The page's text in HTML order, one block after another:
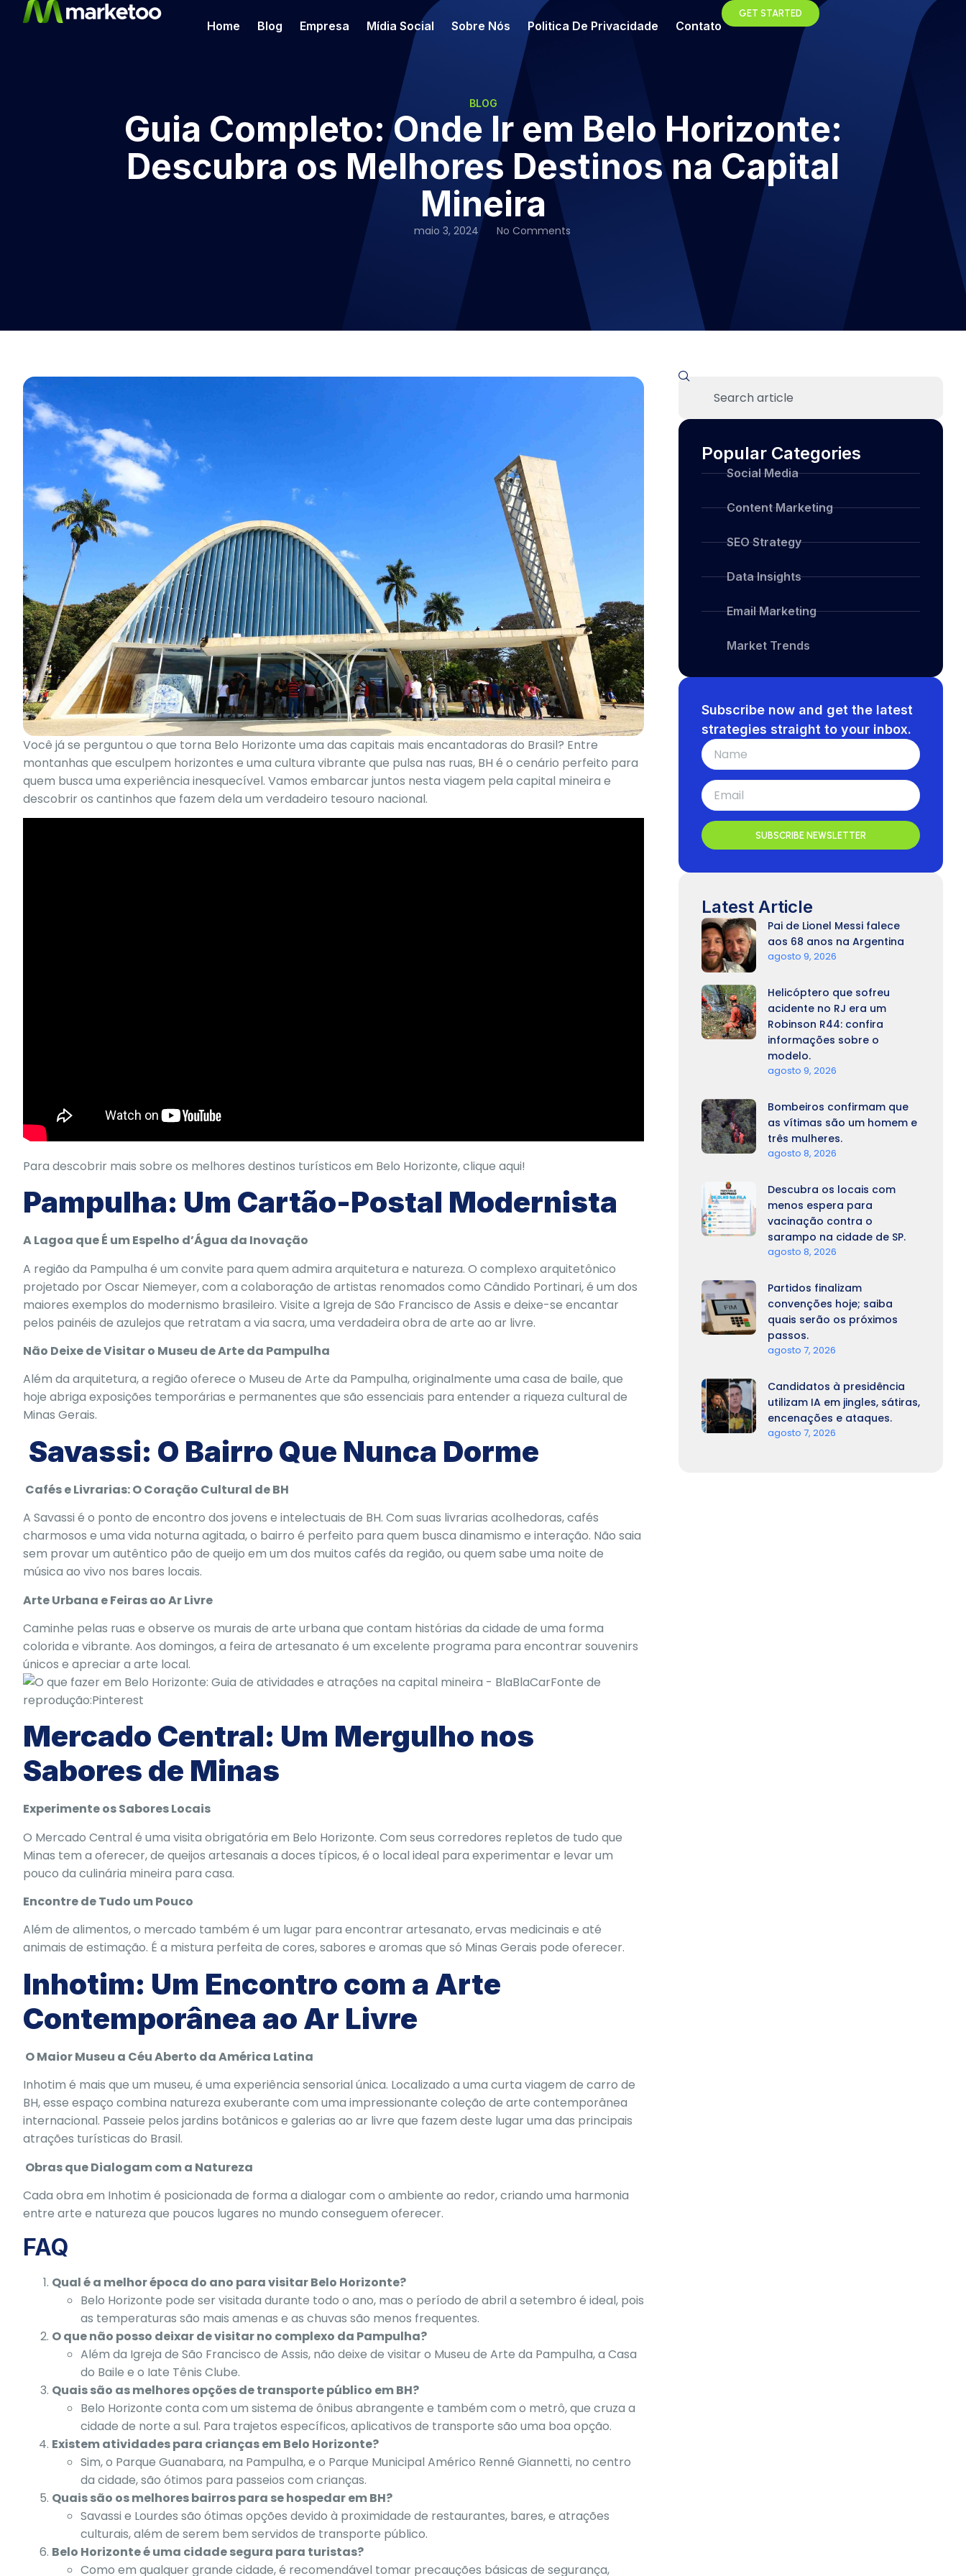
Home Blog Empresa Mídia Social Sobre Nós Politica De Privacidade Contato
GET STARTED
BLOG
Guia Completo: Onde Ir em Belo Horizonte:
Descubra os Melhores Destinos na Capital
Mineira
maio 3, 2024 No Comments
Você já se perguntou o que torna Belo Horizonte uma das capitais mais encantadoras do Brasil? Entre
montanhas que esculpem horizontes e uma cultura vibrante que pulsa nas ruas, BH é o cenário perfeito para
quem busca uma experiência inesquecível. Vamos embarcar juntos nesta viagem pela capital mineira e
descobrir os cantinhos que fazem dela um verdadeiro tesouro nacional.
Para descobrir mais sobre os melhores destinos turísticos em Belo Horizonte, clique aqui!
Pampulha: Um Cartão-Postal Modernista
A Lagoa que É um Espelho d’Água da Inovação
A região da Pampulha é um convite para quem admira arquitetura e natureza. O complexo arquitetônico
projetado por Oscar Niemeyer, com a colaboração de artistas renomados como Cândido Portinari, é um dos
maiores exemplos do modernismo brasileiro. Visite a Igreja de São Francisco de Assis e deixe-se encantar
pelos painéis de azulejos que retratam a via sacra, uma verdadeira obra de arte ao ar livre.
Não Deixe de Visitar o Museu de Arte da Pampulha
Além da arquitetura, a região oferece o Museu de Arte da Pampulha, originalmente uma casa de baile, que
hoje abriga exposições temporárias e permanentes que são essenciais para entender a riqueza cultural de
Minas Gerais.
Savassi: O Bairro Que Nunca Dorme
Cafés e Livrarias: O Coração Cultural de BH
A Savassi é o ponto de encontro dos jovens e intelectuais de BH. Com suas livrarias acolhedoras, cafés
charmosos e uma vida noturna agitada, o bairro é perfeito para quem busca dinamismo e interação. Não saia
sem provar um autêntico pão de queijo em um dos muitos cafés da região, ou quem sabe uma noite de
música ao vivo nos bares locais.
Arte Urbana e Feiras ao Ar Livre
Caminhe pelas ruas e observe os murais de arte urbana que contam histórias da cidade de uma forma
colorida e vibrante. Aos domingos, a feira de artesanato é um excelente programa para encontrar souvenirs
únicos e apreciar a arte local.
Fonte de
reprodução:Pinterest
Mercado Central: Um Mergulho nos
Sabores de Minas
Experimente os Sabores Locais
O Mercado Central é uma visita obrigatória em Belo Horizonte. Com seus corredores repletos de tudo que
Minas tem a oferecer, de queijos artesanais a doces típicos, é o local ideal para experimentar e levar um
pouco da culinária mineira para casa.
Encontre de Tudo um Pouco
Além de alimentos, o mercado também é um lugar para encontrar artesanato, ervas medicinais e até
animais de estimação. É a mistura perfeita de cores, sabores e aromas que só Minas Gerais pode oferecer.
Inhotim: Um Encontro com a Arte
Contemporânea ao Ar Livre
O Maior Museu a Céu Aberto da América Latina
Inhotim é mais que um museu, é uma experiência sensorial única. Localizado a uma curta viagem de carro de
BH, esse espaço combina natureza exuberante com uma impressionante coleção de arte contemporânea
internacional. Passeie pelos jardins botânicos e galerias ao ar livre que fazem deste lugar uma das principais
atrações turísticas do Brasil.
Obras que Dialogam com a Natureza
Cada obra em Inhotim é posicionada de forma a dialogar com o ambiente ao redor, criando uma harmonia
entre arte e natureza que poucos lugares no mundo conseguem oferecer.
FAQ
Qual é a melhor época do ano para visitar Belo Horizonte?
Belo Horizonte pode ser visitada durante todo o ano, mas o período de abril a setembro é ideal, pois
as temperaturas são mais amenas e as chuvas são menos frequentes.
O que não posso deixar de visitar no complexo da Pampulha?
Além da Igreja de São Francisco de Assis, não deixe de visitar o Museu de Arte da Pampulha, a Casa
do Baile e o Iate Tênis Clube.
Quais são as melhores opções de transporte público em BH?
Belo Horizonte conta com um sistema de ônibus abrangente e também com o metrô, que cruza a
cidade de norte a sul. Para trajetos específicos, aplicativos de transporte são uma boa opção.
Existem atividades para crianças em Belo Horizonte?
Sim, o Parque Guanabara, na Pampulha, e o Parque Municipal Américo Renné Giannetti, no centro
da cidade, são ótimos para passeios com crianças.
Quais são os melhores bairros para se hospedar em BH?
Savassi e Lourdes são ótimas opções devido à proximidade de restaurantes, bares, e atrações
culturais, além de serem bem servidos de transporte público.
Belo Horizonte é uma cidade segura para turistas?
Como em qualquer grande cidade, é recomendável tomar precauções básicas de segurança,
Popular Categories
Social Media
Content Marketing
SEO Strategy
Data Insights
Email Marketing
Market Trends
Subscribe now and get the latest
strategies straight to your inbox.
SUBSCRIBE NEWSLETTER
Latest Article
Pai de Lionel Messi falece
aos 68 anos na Argentina
agosto 9, 2026
Helicóptero que sofreu
acidente no RJ era um
Robinson R44: confira
informações sobre o
modelo.
agosto 9, 2026
Bombeiros confirmam que
as vítimas são um homem e
três mulheres.
agosto 8, 2026
Descubra os locais com
menos espera para
vacinação contra o
sarampo na cidade de SP.
agosto 8, 2026
Partidos finalizam
convenções hoje; saiba
quais serão os próximos
passos.
agosto 7, 2026
Candidatos à presidência
utilizam IA em jingles, sátiras,
encenações e ataques.
agosto 7, 2026